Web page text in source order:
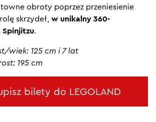
obroty poprzez przeniesienie
skrzydeł, w unikalny 360-
.
wiek: 125 cm i 7 lat
195 cm
bilety do LEGOLAND